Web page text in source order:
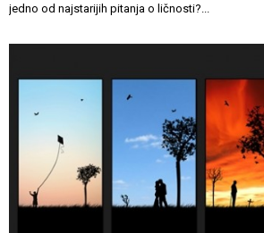
jedno od najstarijih pitanja o ličnosti?...